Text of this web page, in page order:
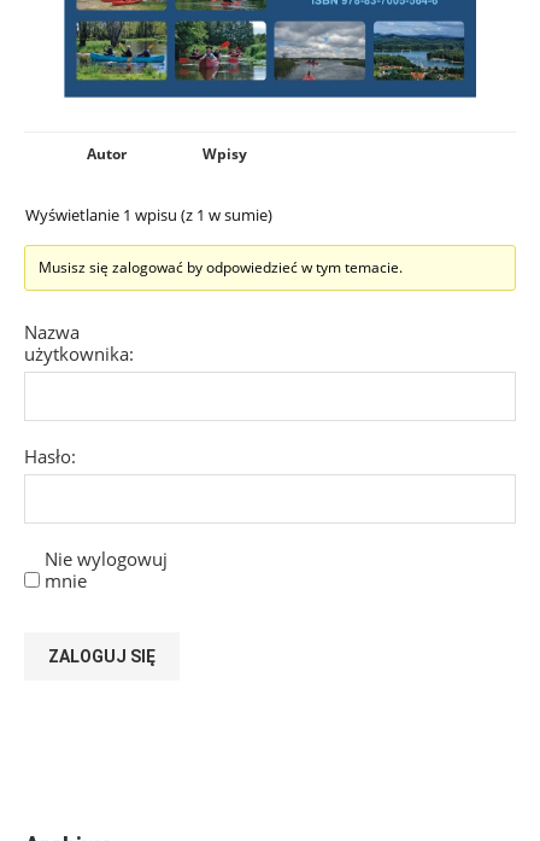
Autor Wpisy
Wyświetlanie 1 wpisu (z 1 w sumie)
Musisz się zalogować by odpowiedzieć w tym temacie.
Nazwa
użytkownika:
Hasło:
Nie wylogowuj
mnie
ZALOGUJ SIĘ